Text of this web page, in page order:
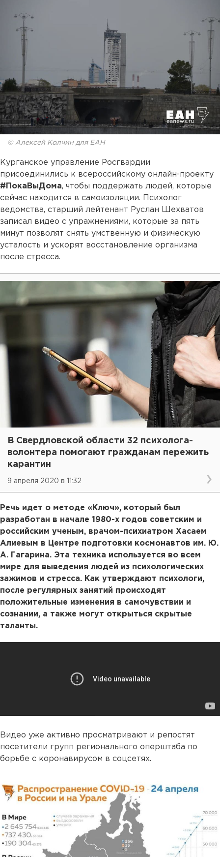
© Алексей Колчин для ЕАН
Курганское управление Росгвардии
присоединились к всероссийскому онлайн-проекту
#ПокаВыДома, чтобы поддержать людей, которые
сейчас находится в самоизоляции. Психолог
ведомства, старший лейтенант Руслан Шехватов
записал видео с упражнениями, которые за пять
минут позволят снять умственную и физическую
усталость и ускорят восстановление организма
после стресса.
В Свердловской области 32 психолога-
волонтера помогают гражданам пережить
карантин
9 апреля 2020 в 11:32
Речь идет о методе «Ключ», который был
разработан в начале 1980-х годов советским и
российским ученым, врачом-психиатром Хасаем
Алиевым в Центре подготовки космонавтов им. Ю.
А. Гагарина. Эта техника используется во всем
мире для выведения людей из психологических
зажимов и стресса. Как утверждают психологи,
после регулярных занятий происходят
положительные изменения в самочувствии и
сознании, а также могут открыться скрытые
таланты.
Видео уже активно просматривают и репостят
посетители групп регионального оперштаба по
борьбе с коронавирусом в соцсетях.